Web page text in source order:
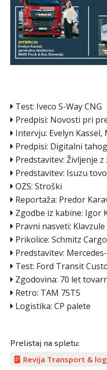
Test: Iveco S-Way CNG
Predpisi: Novosti pri
Intervju: Evelyn Kassel,
Predpisi: Digitalni
Predstavitev: Življenje z
Predstavitev: Isuzu
OZS: Stroški
Reportaža: Predor
Zgodbe iz kabine: Igor
Pravni nasveti:
Prikolice: Schmitz
Predstavitev:
Test: Ford Transit
Zgodovina: 70 let
Retro: TAM 75T5
Logistika: CP palete
Prelistaj na spletu:
Revija Transport &